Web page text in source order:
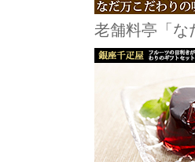
老舗料亭「な